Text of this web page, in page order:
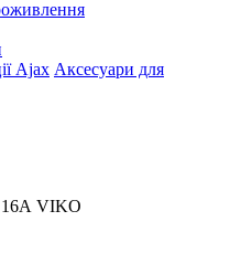
Аксесуари для
16А VIKO